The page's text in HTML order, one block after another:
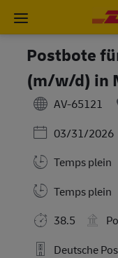
Postbote
(m/w/d) in
AV-65121
Posted Date
03/31/2026
Temps plein
Working Hours
Temps plein
38.5
Deutsche